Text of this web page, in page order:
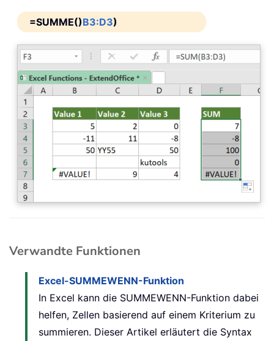
=SUMME()B3:D3)
Verwandte Funktionen
Excel-SUMMEWENN-Funktion
In Excel kann die SUMMEWENN-Funktion dabei
helfen, Zellen basierend auf einem Kriterium zu
summieren. Dieser Artikel erläutert die Syntax